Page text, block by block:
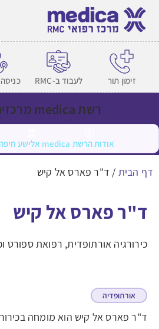
זימון תור לעבוד ב-RMC
רשת medica מרכזים רפואיים
אודות הרשת medica אלישע חיפה
דף הבית / ד"ר פארס אל קיש
ד"ר פארס אל קיש
כירורגיה אורתופדית, רפואת ספורט
אורתופדיה
ד"ר פארס אל קיש הוא מומחה